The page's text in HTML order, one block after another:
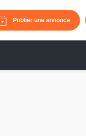
Publier une annonce